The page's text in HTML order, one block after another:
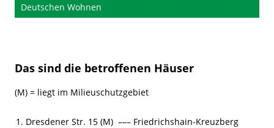
Deutschen Wohnen
Das sind die betroffenen Häuser
(M) = liegt im Milieuschutzgebiet
Dresdener Str. 15 (M) ––– Friedrichshain-Kreuzberg